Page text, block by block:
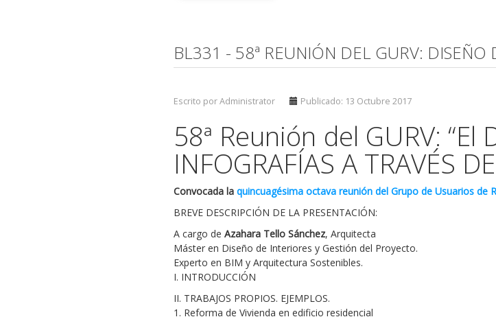
BL331 - 58ª REUNIÓN DEL GURV: DISEÑO
Escrito por Administrator Publicado: 13 Octubre 2017
58ª Reunión del GURV: “El
INFOGRAFÍAS A TRAVÉS
Convocada laquincuagésima octava reunión del Grupo de Usuarios de
BREVE DESCRIPCIÓN DE LA PRESENTACIÓN:
A cargo deAzahara Tello Sánchez, Arquitecta
Máster en Diseño de Interiores y Gestión del Proyecto.
Experto en BIM y Arquitectura Sostenibles.
I. INTRODUCCIÓN
II. TRABAJOS PROPIOS. EJEMPLOS.
1. Reforma de Vivienda en edificio residencial